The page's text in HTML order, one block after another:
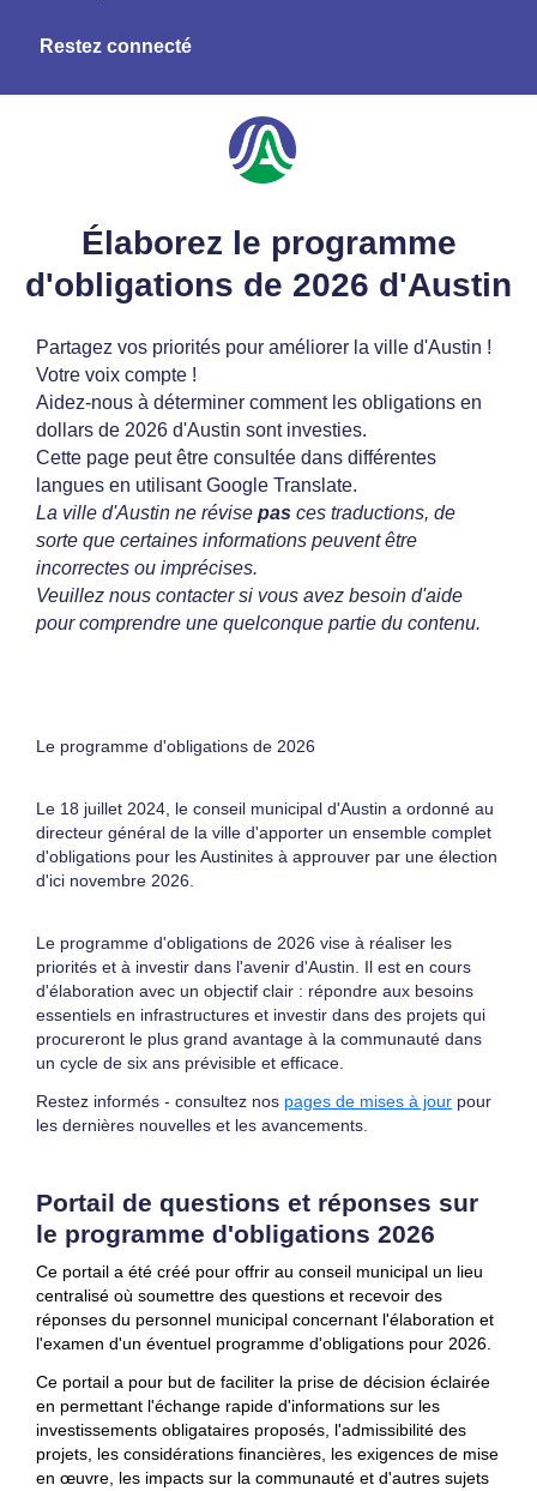
Restez connecté
Élaborez le programme
d'obligations de 2026 d'Austin
Partagez vos priorités pour améliorer la ville d'Austin !
Votre voix compte !
Aidez-nous à déterminer comment les obligations en
dollars de 2026 d'Austin sont investies.
Cette page peut être consultée dans différentes
langues en utilisant Google Translate.
La ville d'Austin ne révise pas ces traductions, de
sorte que certaines informations peuvent être
incorrectes ou imprécises.
Veuillez nous contacter si vous avez besoin d'aide
pour comprendre une quelconque partie du contenu.
Le programme d'obligations de 2026
Le 18 juillet 2024, le conseil municipal d'Austin a ordonné au
directeur général de la ville d'apporter un ensemble complet
d'obligations pour les Austinites à approuver par une élection
d'ici novembre 2026.
Le programme d'obligations de 2026 vise à réaliser les
priorités et à investir dans l'avenir d'Austin. Il est en cours
d'élaboration avec un objectif clair : répondre aux besoins
essentiels en infrastructures et investir dans des projets qui
procureront le plus grand avantage à la communauté dans
un cycle de six ans prévisible et efficace.
Restez informés - consultez nos pages de mises à jour pour
les dernières nouvelles et les avancements.
Portail de questions et réponses sur
le programme d'obligations 2026
Ce portail a été créé pour offrir au conseil municipal un lieu
centralisé où soumettre des questions et recevoir des
réponses du personnel municipal concernant l'élaboration et
l'examen d'un éventuel programme d'obligations pour 2026.
Ce portail a pour but de faciliter la prise de décision éclairée
en permettant l'échange rapide d'informations sur les
investissements obligataires proposés, l'admissibilité des
projets, les considérations financières, les exigences de mise
en œuvre, les impacts sur la communauté et d'autres sujets